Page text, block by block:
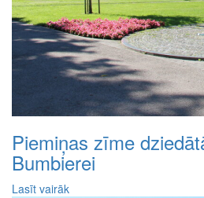
Piemiņas zīme
Bumbierei
Lasīt vairāk